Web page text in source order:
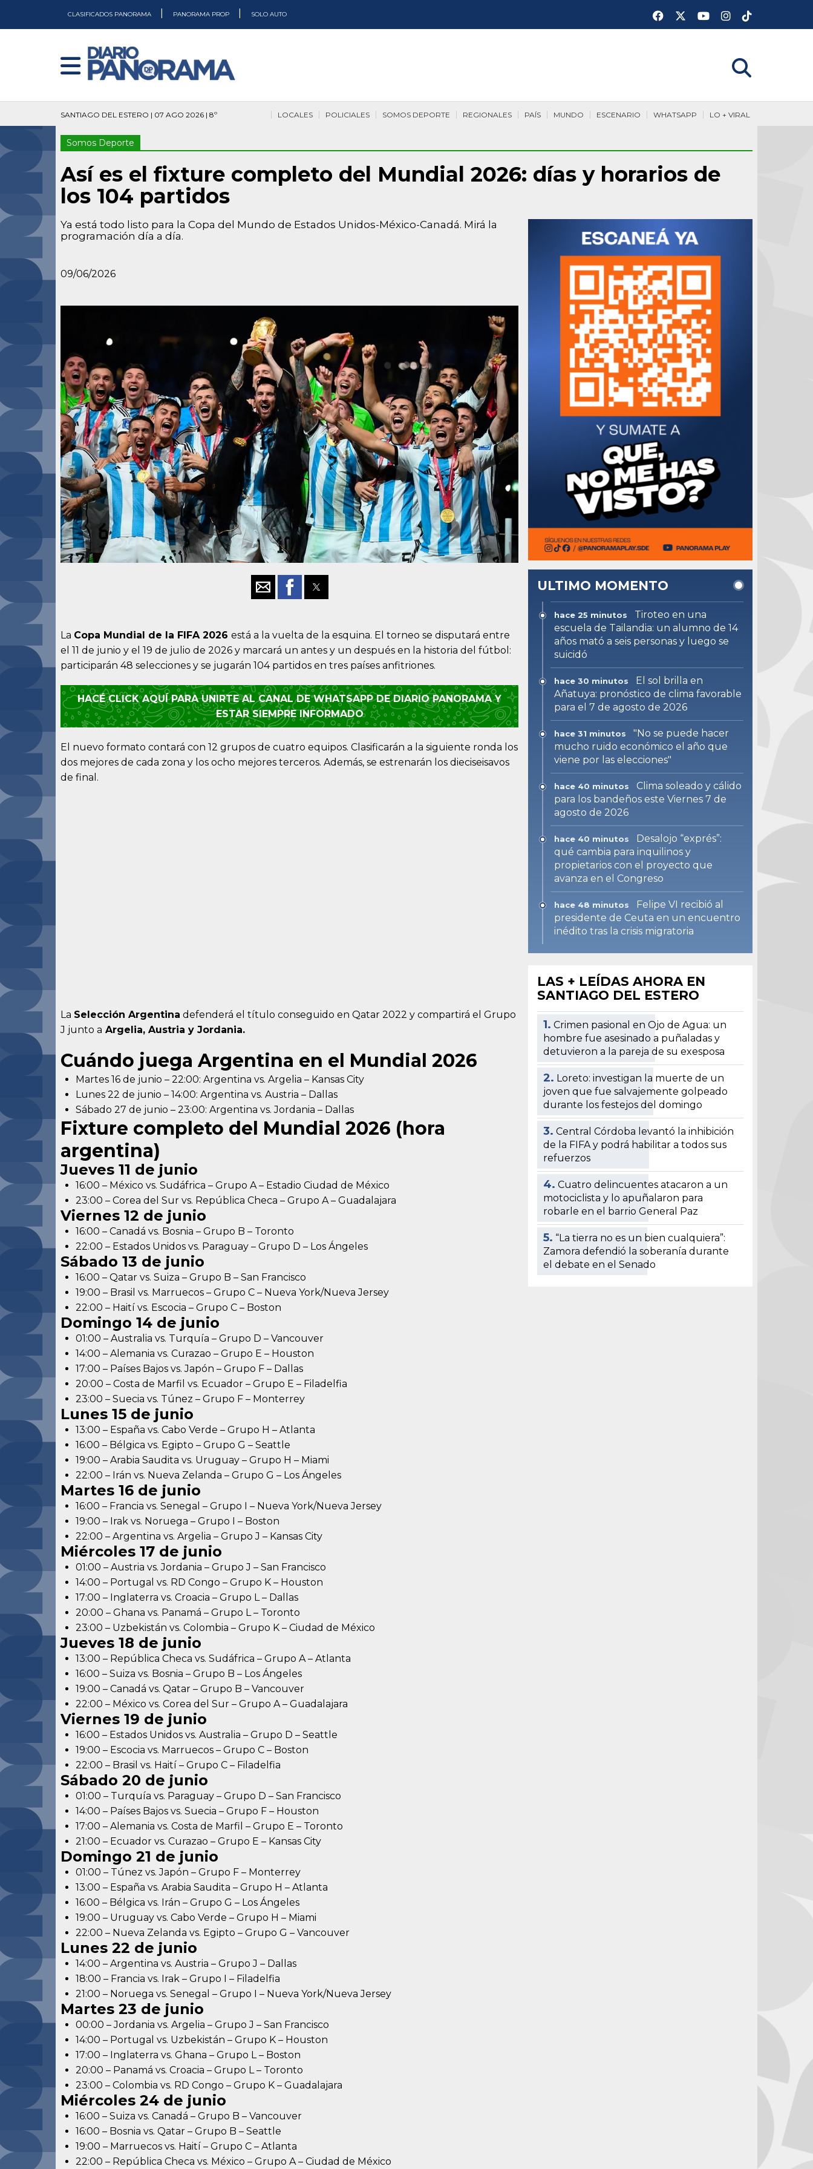
CLASIFICADOS PANORAMA PANORAMA PROP SOLO AUTO
SANTIAGO DEL ESTERO | 07 AGO 2026 | 8º LO + VIRAL
WHATSAPP
ESCENARIO
MUNDO
PAÍS
REGIONALES
SOMOS DEPORTE
POLICIALES
LOCALES
Somos Deporte
Así es el fixture completo del Mundial 2026: días y horarios de
los 104 partidos
Ya está todo listo para la Copa del Mundo de Estados Unidos-México-Canadá. Mirá la
programación día a día.
09/06/2026
La Copa Mundial de la FIFA 2026 está a la vuelta de la esquina. El torneo se disputará entre
el 11 de junio y el 19 de julio de 2026 y marcará un antes y un después en la historia del fútbol:
participarán 48 selecciones y se jugarán 104 partidos en tres países anfitriones.
HACÉ CLICK AQUÍ PARA UNIRTE AL CANAL DE WHATSAPP DE DIARIO PANORAMA Y
ESTAR SIEMPRE INFORMADO
El nuevo formato contará con 12 grupos de cuatro equipos. Clasificarán a la siguiente ronda los
dos mejores de cada zona y los ocho mejores terceros. Además, se estrenarán los dieciseisavos
de final.
La Selección Argentina defenderá el título conseguido en Qatar 2022 y compartirá el Grupo
J junto a Argelia, Austria y Jordania.
Cuándo juega Argentina en el Mundial 2026
Martes 16 de junio – 22:00: Argentina vs. Argelia – Kansas City
Lunes 22 de junio – 14:00: Argentina vs. Austria – Dallas
Sábado 27 de junio – 23:00: Argentina vs. Jordania – Dallas
Fixture completo del Mundial 2026 (hora
argentina)
Jueves 11 de junio
16:00 – México vs. Sudáfrica – Grupo A – Estadio Ciudad de México
23:00 – Corea del Sur vs. República Checa – Grupo A – Guadalajara
Viernes 12 de junio
16:00 – Canadá vs. Bosnia – Grupo B – Toronto
22:00 – Estados Unidos vs. Paraguay – Grupo D – Los Ángeles
Sábado 13 de junio
16:00 – Qatar vs. Suiza – Grupo B – San Francisco
19:00 – Brasil vs. Marruecos – Grupo C – Nueva York/Nueva Jersey
22:00 – Haití vs. Escocia – Grupo C – Boston
Domingo 14 de junio
01:00 – Australia vs. Turquía – Grupo D – Vancouver
14:00 – Alemania vs. Curazao – Grupo E – Houston
17:00 – Países Bajos vs. Japón – Grupo F – Dallas
20:00 – Costa de Marfil vs. Ecuador – Grupo E – Filadelfia
23:00 – Suecia vs. Túnez – Grupo F – Monterrey
Lunes 15 de junio
13:00 – España vs. Cabo Verde – Grupo H – Atlanta
16:00 – Bélgica vs. Egipto – Grupo G – Seattle
19:00 – Arabia Saudita vs. Uruguay – Grupo H – Miami
22:00 – Irán vs. Nueva Zelanda – Grupo G – Los Ángeles
Martes 16 de junio
16:00 – Francia vs. Senegal – Grupo I – Nueva York/Nueva Jersey
19:00 – Irak vs. Noruega – Grupo I – Boston
22:00 – Argentina vs. Argelia – Grupo J – Kansas City
Miércoles 17 de junio
01:00 – Austria vs. Jordania – Grupo J – San Francisco
14:00 – Portugal vs. RD Congo – Grupo K – Houston
17:00 – Inglaterra vs. Croacia – Grupo L – Dallas
20:00 – Ghana vs. Panamá – Grupo L – Toronto
23:00 – Uzbekistán vs. Colombia – Grupo K – Ciudad de México
Jueves 18 de junio
13:00 – República Checa vs. Sudáfrica – Grupo A – Atlanta
16:00 – Suiza vs. Bosnia – Grupo B – Los Ángeles
19:00 – Canadá vs. Qatar – Grupo B – Vancouver
22:00 – México vs. Corea del Sur – Grupo A – Guadalajara
Viernes 19 de junio
16:00 – Estados Unidos vs. Australia – Grupo D – Seattle
19:00 – Escocia vs. Marruecos – Grupo C – Boston
22:00 – Brasil vs. Haití – Grupo C – Filadelfia
Sábado 20 de junio
01:00 – Turquía vs. Paraguay – Grupo D – San Francisco
14:00 – Países Bajos vs. Suecia – Grupo F – Houston
17:00 – Alemania vs. Costa de Marfil – Grupo E – Toronto
21:00 – Ecuador vs. Curazao – Grupo E – Kansas City
Domingo 21 de junio
01:00 – Túnez vs. Japón – Grupo F – Monterrey
13:00 – España vs. Arabia Saudita – Grupo H – Atlanta
16:00 – Bélgica vs. Irán – Grupo G – Los Ángeles
19:00 – Uruguay vs. Cabo Verde – Grupo H – Miami
22:00 – Nueva Zelanda vs. Egipto – Grupo G – Vancouver
Lunes 22 de junio
14:00 – Argentina vs. Austria – Grupo J – Dallas
18:00 – Francia vs. Irak – Grupo I – Filadelfia
21:00 – Noruega vs. Senegal – Grupo I – Nueva York/Nueva Jersey
Martes 23 de junio
00:00 – Jordania vs. Argelia – Grupo J – San Francisco
14:00 – Portugal vs. Uzbekistán – Grupo K – Houston
17:00 – Inglaterra vs. Ghana – Grupo L – Boston
20:00 – Panamá vs. Croacia – Grupo L – Toronto
23:00 – Colombia vs. RD Congo – Grupo K – Guadalajara
Miércoles 24 de junio
16:00 – Suiza vs. Canadá – Grupo B – Vancouver
16:00 – Bosnia vs. Qatar – Grupo B – Seattle
19:00 – Marruecos vs. Haití – Grupo C – Atlanta
22:00 – República Checa vs. México – Grupo A – Ciudad de México
ULTIMO MOMENTO
hace 25 minutos
Tiroteo en una
escuela de Tailandia: un alumno de 14
años mató a seis personas y luego se
suicidó
hace 30 minutos
El sol brilla en
Añatuya: pronóstico de clima favorable
para el 7 de agosto de 2026
hace 31 minutos
"No se puede hacer
mucho ruido económico el año que
viene por las elecciones"
hace 40 minutos
Clima soleado y cálido
para los bandeños este Viernes 7 de
agosto de 2026
hace 40 minutos
Desalojo “exprés”:
qué cambia para inquilinos y
propietarios con el proyecto que
avanza en el Congreso
hace 48 minutos
Felipe VI recibió al
presidente de Ceuta en un encuentro
inédito tras la crisis migratoria
LAS + LEÍDAS AHORA EN
SANTIAGO DEL ESTERO
1. Crimen pasional en Ojo de Agua: un
hombre fue asesinado a puñaladas y
detuvieron a la pareja de su exesposa
2. Loreto: investigan la muerte de un
joven que fue salvajemente golpeado
durante los festejos del domingo
3. Central Córdoba levantó la inhibición
de la FIFA y podrá habilitar a todos sus
refuerzos
4. Cuatro delincuentes atacaron a un
motociclista y lo apuñalaron para
robarle en el barrio General Paz
5. “La tierra no es un bien cualquiera”:
Zamora defendió la soberanía durante
el debate en el Senado